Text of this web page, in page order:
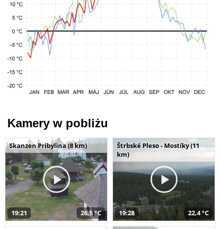
Kamery w pobliżu
Skanzen Pribylina (8 km)
19:21 26,5 °C
Štrbské Pleso - Mostíky (11
km)
19:28 22,4 °C